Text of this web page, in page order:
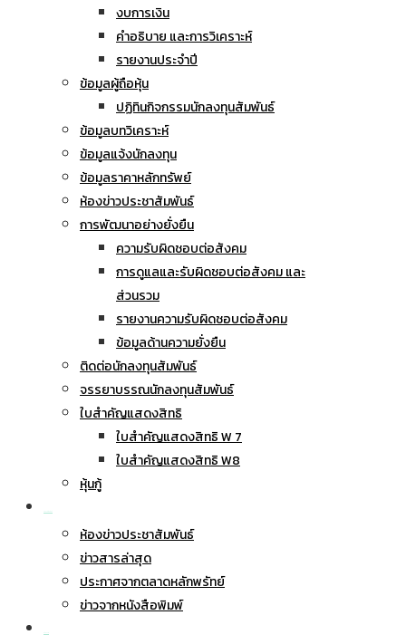
งบการเงิน
คำอธิบาย และการวิเคราะห์
รายงานประจำปี
ข้อมูลผู้ถือหุ้น
ปฏิทินกิจกรรมนักลงทุนสัมพันธ์
ข้อมูลบทวิเคราะห์
ข้อมูลแจ้งนักลงทุน
ข้อมูลราคาหลักทรัพย์
ห้องข่าวประชาสัมพันธ์
การพัฒนาอย่างยั่งยืน
ความรับผิดชอบต่อสังคม
การดูแลและรับผิดชอบต่อสังคม และ
ส่วนรวม
รายงานความรับผิดชอบต่อสังคม
ข้อมูลด้านความยั่งยืน
ติดต่อนักลงทุนสัมพันธ์
จรรยาบรรณนักลงทุนสัมพันธ์
ใบสำคัญแสดงสิทธิ
ใบสำคัญแสดงสิทธิ W 7
ใบสำคัญแสดงสิทธิ W8
หุ้นกู้
ห้องข่าวประชาสัมพันธ์
ข่าวสารล่าสุด
ประกาศจากตลาดหลักพรัทย์
ข่าวจากหนังสือพิมพ์